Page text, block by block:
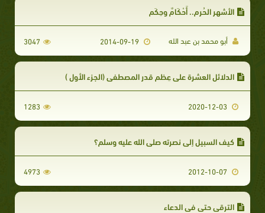
الأشهر الحُرم.. أَحْكَامٌ وحِكَم
أبو محمد بن عبد الله 3047
الدلائل العشرة على عِظم قدر المصطفى (الجزء الأول )
1283
كيف السبيل إلى نصرته صلى الله عليه وسلم؟
4973
الترقي حتى في الدعاء